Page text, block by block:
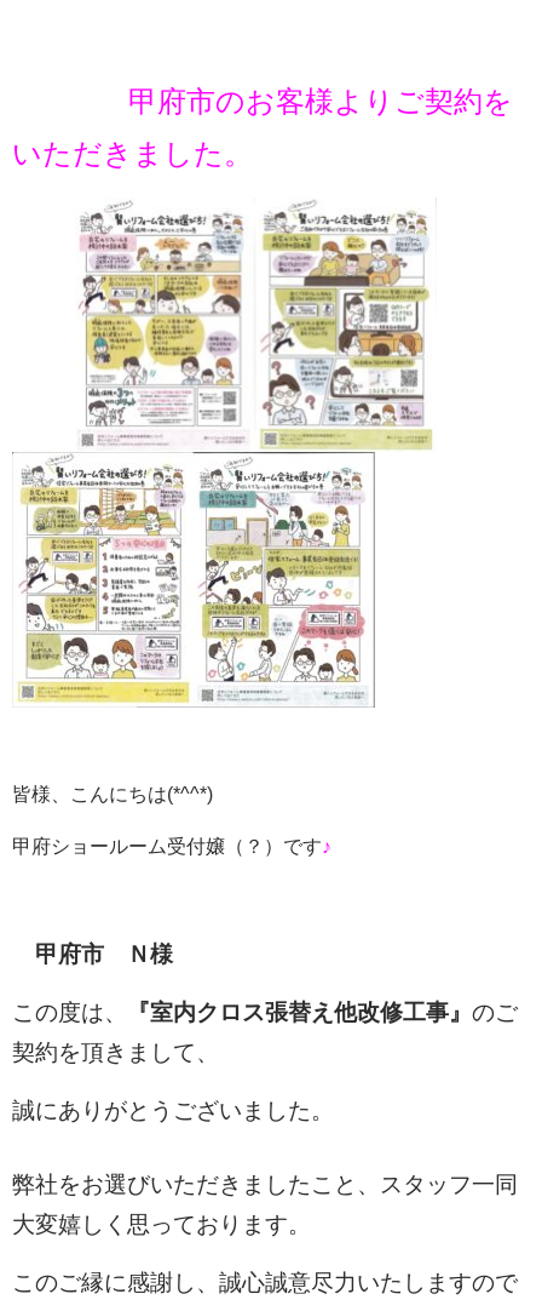
甲府市のお客様よりご契約を
いただきました。
皆様、こんにちは(*^^*)
甲府ショールーム受付嬢（？）です♪
甲府市 Ｎ様
この度は、 『室内クロス張替え他改修工事』 のご
契約を頂きまして、
誠にありがとうございました。
弊社をお選びいただきましたこと、スタッフ一同
大変嬉しく思っております。
このご縁に感謝し、誠心誠意尽力いたしますので